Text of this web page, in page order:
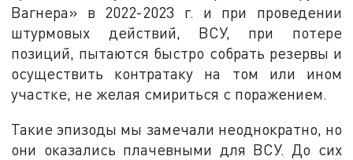
Вагнера» в 2022-2023 г. и при проведении
штурмовых действий, ВСУ, при потере
позиций, пытаются быстро собрать резервы и
осуществить контратаку на том или ином
участке, не желая смириться с поражением.
Такие эпизоды мы замечали неоднократно, но
они оказались плачевными для ВСУ. До сих